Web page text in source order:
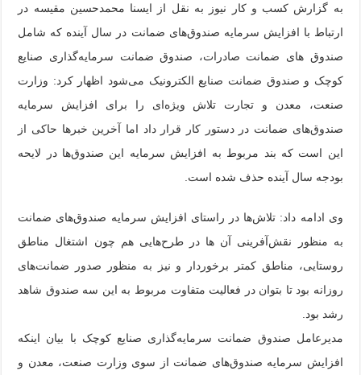
به گزارش کسب و کار نیوز به نقل از ایسنا محمدحسین مقیسه در
ارتباط با افزایش سرمایه صندوق‌های ضمانت در سال آینده که شامل
صندوق های ضمانت صادرات، صندوق ضمانت سرمایه‌گذاری صنایع
کوچک و صندوق ضمانت صنایع الکترونیک می‌شود اظهار کرد: وزارت
صنعت، معدن و تجارت تلاش ویژه‌ای را برای افزایش سرمایه
صندوق‌های ضمانت در دستور کار قرار داد اما آخرین خبرها حاکی از
این است که بند مربوط به افزایش سرمایه این صندوق‌ها در لایحه
بودجه سال آینده حذف شده است.
وی ادامه داد: تلاش‌ها در راستای افزایش سرمایه صندوق‌های ضمانت
به منظور نقش‌آفرینی آن ها در طرح‌هایی هم چون اشتغال مناطق
روستایی، مناطق کمتر برخوردار و نیز به منظور صدور ضمانت‌های
روزانه بود تا بتوان در فعالیت متفاوت مربوط به این سه صندوق شاهد
رشد بود.
مدیرعامل صندوق ضمانت سرمایه‌گذاری صنایع کوچک با بیان اینکه
افزایش سرمایه صندوق‌های ضمانت از سوی وزارت صنعت، معدن و